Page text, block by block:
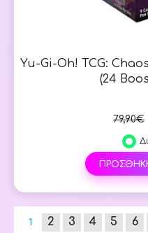
Yu-Gi-Oh! TCG:
(24
79,90€
1 2 3 4 5 6